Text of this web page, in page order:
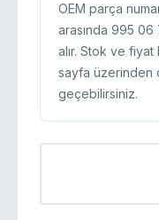
OEM parça
arasında 995
alır. Stok ve fiyat
sayfa üzerinden
geçebilirsiniz.